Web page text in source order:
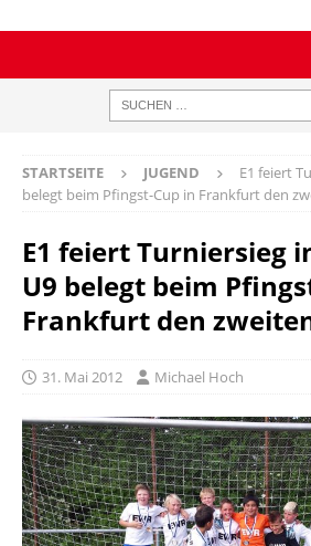
STARTSEITE JUGEND
E1 feiert
belegt beim Pfingst-Cup in Frankfurt den
E1 feiert Turniersieg
U9 belegt beim
Frankfurt den
31. Mai 2012 Michael Hoch